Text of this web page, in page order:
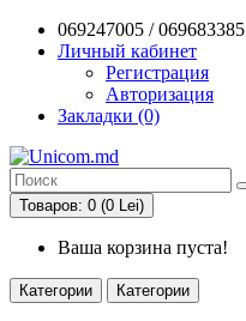
069247005 / 069683385
Личный кабинет
Регистрация
Авторизация
Закладки (0)
Товаров: 0 (0 Lei)
Ваша корзина пуста!
Категории Категории